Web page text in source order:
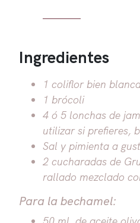
Ingredientes
1 coliflor bien
1 brócoli
4 ó 5 lonchas de
utilizar si prefieres,
Sal y pimienta a
2 cucharadas de
rallado mezclado
Para la bechamel: